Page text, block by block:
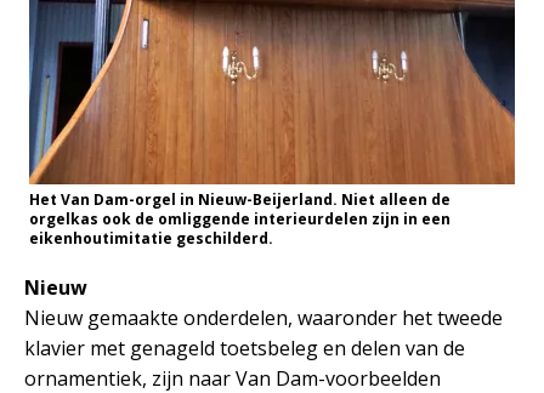
Het Van Dam-orgel in Nieuw-Beijerland. Niet alleen de
orgelkas ook de omliggende interieurdelen zijn in een
eikenhoutimitatie geschilderd.
Nieuw
Nieuw gemaakte onderdelen, waaronder het tweede
klavier met genageld toetsbeleg en delen van de
ornamentiek, zijn naar Van Dam-voorbeelden